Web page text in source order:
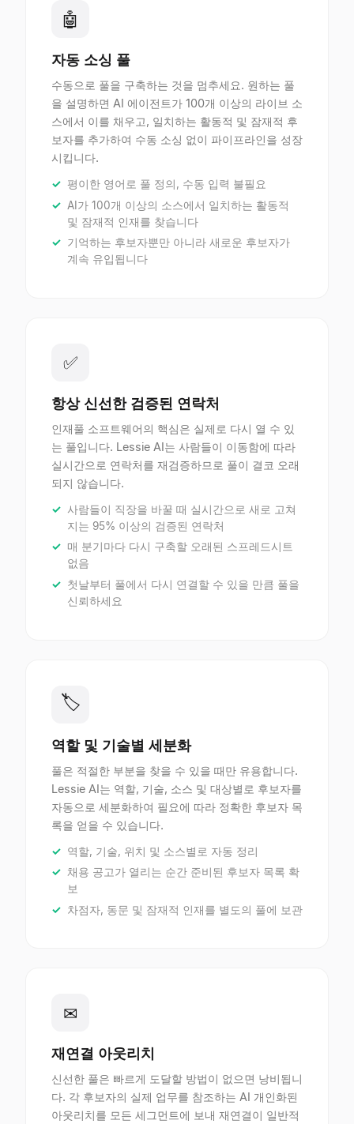
🤖
자동 소싱 풀
수동으로 풀을 구축하는 것을 멈추세요. 원하는 풀
을 설명하면 AI 에이전트가 100개 이상의 라이브 소
스에서 이를 채우고, 일치하는 활동적 및 잠재적 후
보자를 추가하여 수동 소싱 없이 파이프라인을 성장
시킵니다.
평이한 영어로 풀 정의, 수동 입력 불필요
AI가 100개 이상의 소스에서 일치하는 활동적
및 잠재적 인재를 찾습니다
기억하는 후보자뿐만 아니라 새로운 후보자가
계속 유입됩니다
✅
항상 신선한 검증된 연락처
인재풀 소프트웨어의 핵심은 실제로 다시 열 수 있
는 풀입니다. Lessie AI는 사람들이 이동함에 따라
실시간으로 연락처를 재검증하므로 풀이 결코 오래
되지 않습니다.
사람들이 직장을 바꿀 때 실시간으로 새로 고쳐
지는 95% 이상의 검증된 연락처
매 분기마다 다시 구축할 오래된 스프레드시트
없음
첫날부터 풀에서 다시 연결할 수 있을 만큼 풀을
신뢰하세요
🏷
역할 및 기술별 세분화
풀은 적절한 부분을 찾을 수 있을 때만 유용합니다.
Lessie AI는 역할, 기술, 소스 및 대상별로 후보자를
자동으로 세분화하여 필요에 따라 정확한 후보자 목
록을 얻을 수 있습니다.
역할, 기술, 위치 및 소스별로 자동 정리
채용 공고가 열리는 순간 준비된 후보자 목록 확
보
차점자, 동문 및 잠재적 인재를 별도의 풀에 보관
✉
재연결 아웃리치
신선한 풀은 빠르게 도달할 방법이 없으면 낭비됩니
다. 각 후보자의 실제 업무를 참조하는 AI 개인화된
아웃리치를 모든 세그먼트에 보내 재연결이 일반적